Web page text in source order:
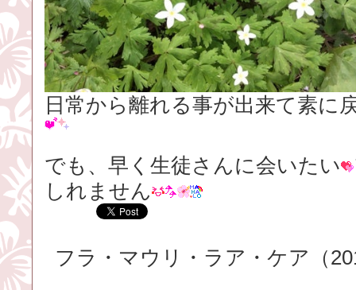
日常から離れる事が出来て素に
でも、早く生徒さんに会いたい
しれません
フラ・マウリ・ラア・ケア（